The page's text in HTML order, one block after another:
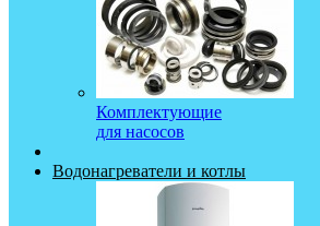
Комплектующие
для насосов
Водонагреватели и котлы